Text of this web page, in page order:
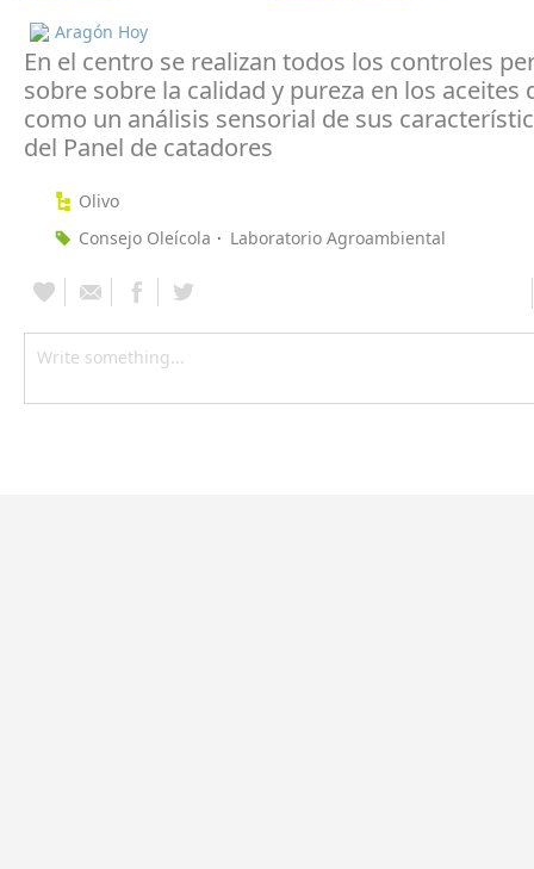
Aragón Hoy
En el centro se realizan todos los controles
sobre sobre la calidad y pureza en los aceites
como un análisis sensorial de sus
del Panel de catadores
Olivo
Consejo Oleícola
Laboratorio Agroambiental